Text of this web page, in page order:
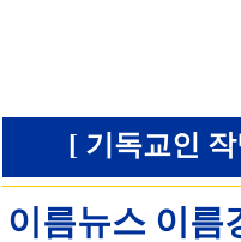
[ 기독교인
이름뉴스 이름